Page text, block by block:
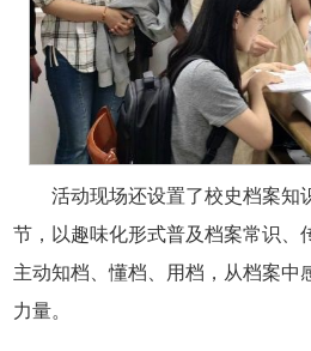
活动现场还设置了校史档案知
节，以趣味化形式普及档案常识、
主动知档、懂档、用档，从档案中
力量。